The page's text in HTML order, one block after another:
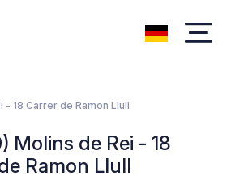
18 Carrer de Ramon Llull
Molins de Rei - 18
Ramon Llull